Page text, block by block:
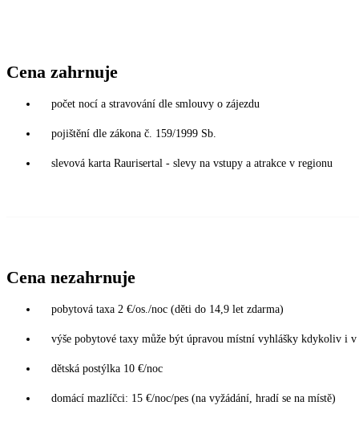
Cena zahrnuje
počet nocí a stravování dle smlouvy o zájezdu
pojištění dle zákona č. 159/1999 Sb.
slevová karta Raurisertal - slevy na vstupy a atrakce v regionu
Cena nezahrnuje
pobytová taxa 2 €/os./noc (děti do 14,9 let zdarma)
výše pobytové taxy může být úpravou místní vyhlášky kdykoliv i v
dětská postýlka 10 €/noc
domácí mazlíčci: 15 €/noc/pes (na vyžádání, hradí se na místě)